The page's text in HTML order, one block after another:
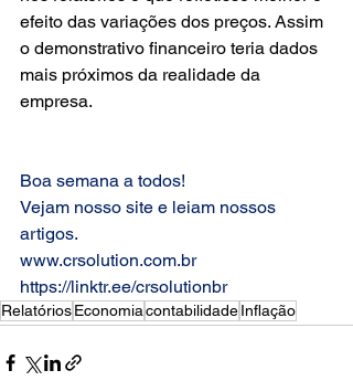
efeito das variações dos preços. Assim
o demonstrativo financeiro teria dados
mais próximos da realidade da
empresa.
Boa semana a todos!
Vejam nosso site e leiam nossos
artigos.
www.crsolution.com.br
https://linktr.ee/crsolutionbr
RelatóriosEconomiacontabilidadeInflação